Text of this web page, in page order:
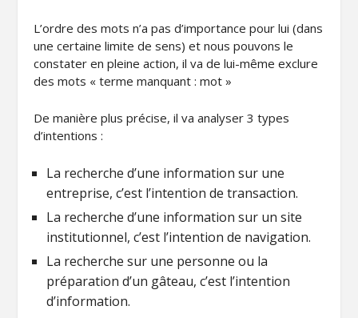
L’ordre des mots n’a pas d’importance pour lui (dans
une certaine limite de sens) et nous pouvons le
constater en pleine action, il va de lui-même exclure
des mots « terme manquant :mot »
De manière plus précise, il va analyser 3 types
d’intentions :
La recherche d’une information sur une
entreprise, c’est l’intention de transaction.
La recherche d’une information sur un site
institutionnel, c’est l’intention de navigation.
La recherche sur une personne ou la
préparation d’un gâteau, c’est l’intention
d’information.